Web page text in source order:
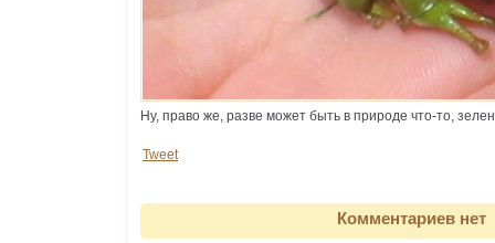
Ну, право же, разве может быть в природе что-то,
Tweet
Комментариев нет